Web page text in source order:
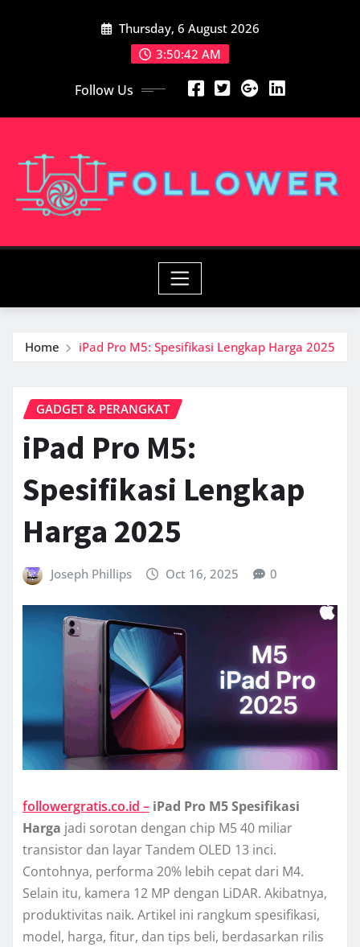
Thursday, 6 August 2026
3:50:44 AM
Follow Us
Home iPad Pro M5: Spesifikasi Lengkap Harga 2025
GADGET & PERANGKAT
iPad Pro M5:
Spesifikasi Lengkap
Harga 2025
Joseph Phillips Oct 16, 2025 0
followergratis.co.id – iPad Pro M5 Spesifikasi
Harga jadi sorotan dengan chip M5 40 miliar
transistor dan layar Tandem OLED 13 inci.
Contohnya, performa 20% lebih cepat dari M4.
Selain itu, kamera 12 MP dengan LiDAR. Akibatnya,
produktivitas naik. Artikel ini rangkum spesifikasi,
model, harga, fitur, dan tips beli, berdasarkan rilis